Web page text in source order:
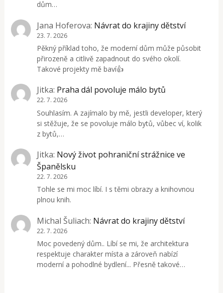
dům…
Jana Hoferova: Návrat do krajiny dětství
23. 7. 2026
Pěkný příklad toho, že moderní dům může působit
přirozeně a citlivě zapadnout do svého okolí.
Takové projekty mě baví👍
Jitka: Praha dál povoluje málo bytů
22. 7. 2026
Souhlasím. A zajímalo by mě, jestli developer, který
si stěžuje, že se povoluje málo bytů, vůbec ví, kolik
z bytů,…
Jitka: Nový život pohraniční strážnice ve
Španělsku
22. 7. 2026
Tohle se mi moc líbí. I s těmi obrazy a knihovnou
plnou knih.
Michal Šuliach: Návrat do krajiny dětství
22. 7. 2026
Moc povedený dům.. Líbí se mi, že architektura
respektuje charakter místa a zároveň nabízí
moderní a pohodlné bydlení... Přesně takové…